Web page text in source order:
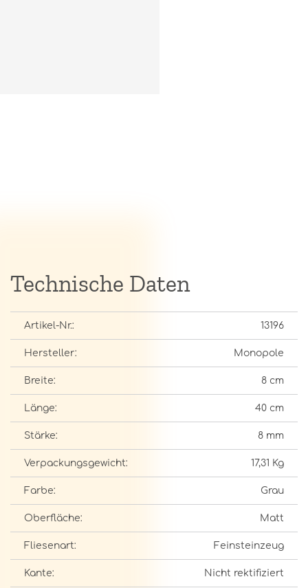
Technische Daten
Artikel-Nr.: 13196
Hersteller: Monopole
Breite: 8 cm
Länge: 40 cm
Stärke: 8 mm
Verpackungsgewicht: 17,31 Kg
Farbe: Grau
Oberfläche: Matt
Fliesenart: Feinsteinzeug
Kante: Nicht rektifiziert